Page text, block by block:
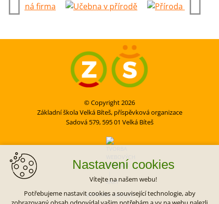
Nastavení cookies
Vítejte na našem webu!
Potřebujeme nastavit cookies a související technologie, aby
© Copyright 2026
Základní škola Velká Bíteš, příspěvková organizace
Sadová 579, 595 01 Velká Bíteš
VYTVOŘIL XART.CZ